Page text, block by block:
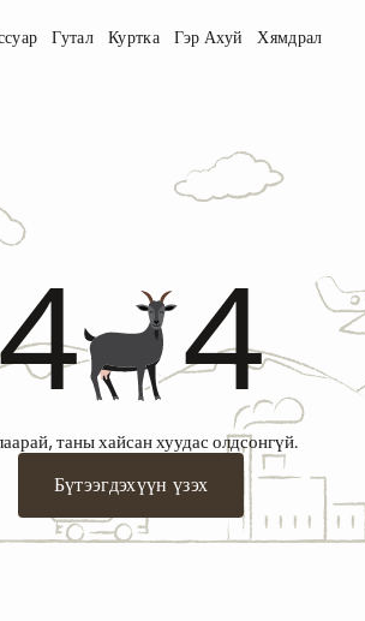
Гутал Куртка Гэр Ахуй Хямдрал
4
таны хайсан хуудас олдсонгүй.
Бүтээгдэхүүн үзэх